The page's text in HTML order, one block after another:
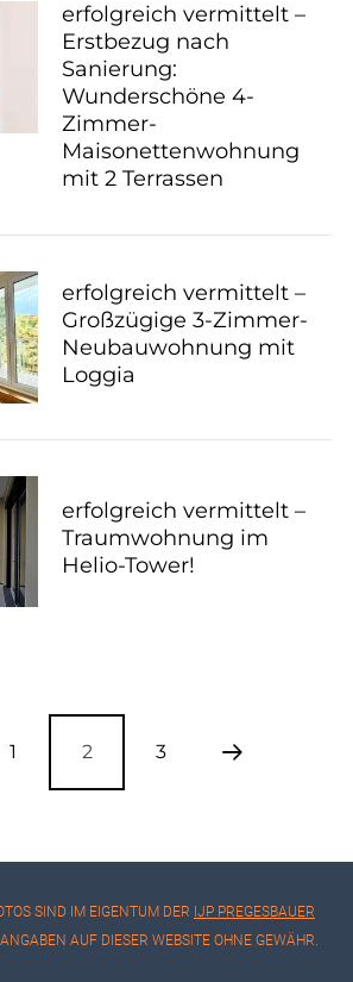
erfolgreich vermittelt –
Erstbezug nach
Sanierung:
Wunderschöne 4-
Zimmer-
Maisonettenwohnung
mit 2 Terrassen
erfolgreich vermittelt –
Großzügige 3-Zimmer-
Neubauwohnung mit
Loggia
erfolgreich vermittelt –
Traumwohnung im
Helio-Tower!
1 2 3
SIND IM EIGENTUM DER IJP PREGESBAUER
AUF DIESER WEBSITE OHNE GEWÄHR.